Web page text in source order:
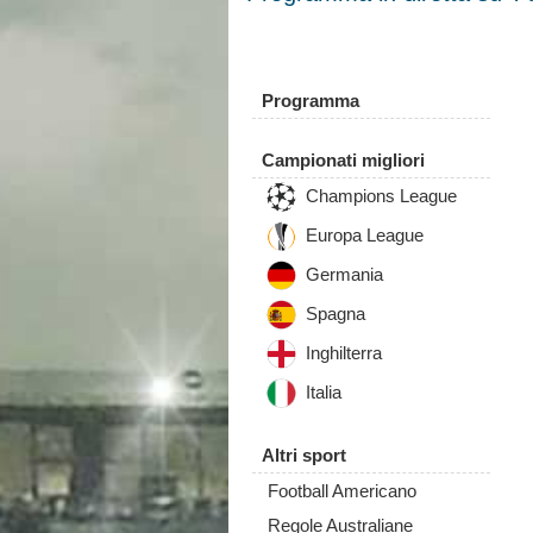
Programma
Campionati migliori
Champions League
Europa League
Germania
Spagna
Inghilterra
Italia
Altri sport
Football Americano
Regole Australiane